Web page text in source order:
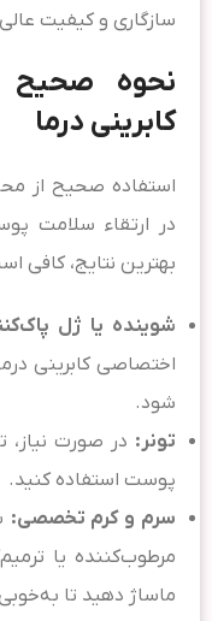
سازگاری و کیفیت
نحوه صحیح
کابرینی درما
در ارتقاء سلامت
بهترین نتایج، کافی
شوینده یا ژل
اختصاصی کابرینی
شود.
تونر:
پوست استفاده کنید.
سرم و کرم تخصصی:
مرطوب‌کننده یا
ماساژ دهید تا